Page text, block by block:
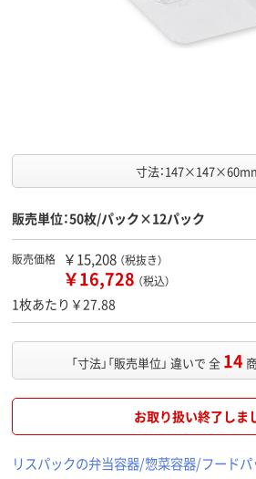
寸法：
販売単位：50枚/パック×12パック
販売価格 ￥15,208 （税抜き）
￥16,728 （税込）
1枚あたり￥27.88
「寸法」「販売単位」 違いで 全 14
お取り扱い終了しま
リスパックの弁当容器/惣菜容器/フード